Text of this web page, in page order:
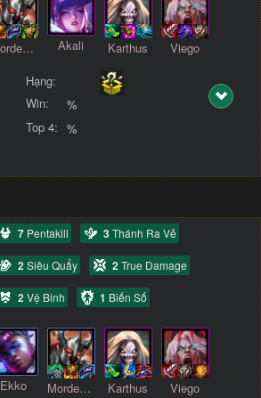
Mordekaiser Akali Karthus Viego
Hạng:
Win:
%
Top 4: %
7 Pentakill 3Thánh Ra Vẻ
2Siêu Quẩy 2True Damage
2Vệ Binh 1 Biến Số
Ekko Mordekaiser Karthus Viego